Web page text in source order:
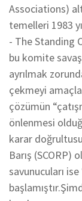
Associations)
temelleri 1983
- The Standing
bu komite
ayrılmak
çekmeyi
çözümün
önlenmesi
karar
Barış (SCORP)
savunucuları ise